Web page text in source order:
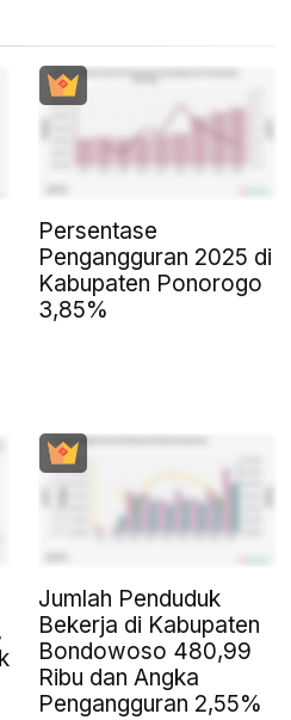
Persentase
Pengangguran 2025 di
Kabupaten Ponorogo
3,85%
Jumlah Penduduk
Bekerja di Kabupaten
Bondowoso 480,99
Ribu dan Angka
Pengangguran 2,55%